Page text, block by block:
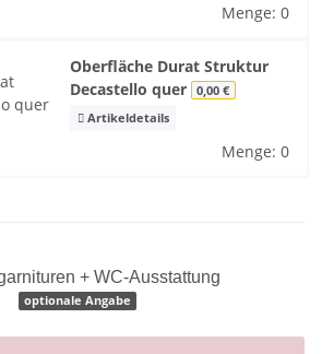
Menge: 0
Oberfläche Durat Struktur
Decastello quer 0,00 €
Artikeldetails
Menge: 0
+ WC-Ausstattung
optionale Angabe